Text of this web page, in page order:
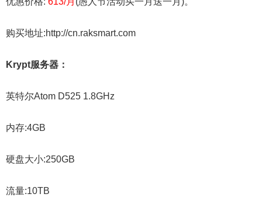
购买地址:http://cn.raksmart.com
Krypt服务器：
英特尔Atom D525 1.8GHz
内存:4GB
硬盘大小:250GB
流量:10TB